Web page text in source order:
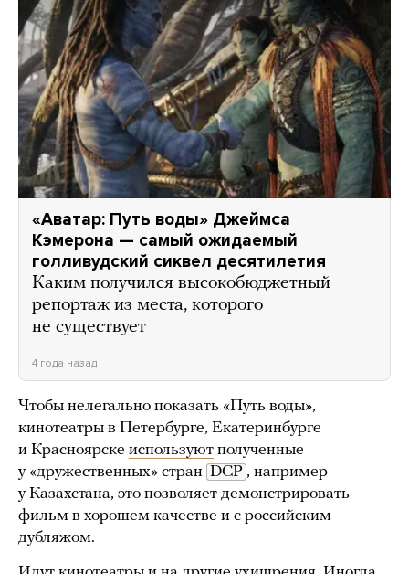
«Аватар: Путь воды» Джеймса
Кэмерона — самый ожидаемый
голливудский сиквел десятилетия
Каким получился высокобюджетный
репортаж из места, которого
не существует
4 года назад
Чтобы нелегально показать «Путь воды»,
кинотеатры в Петербурге, Екатеринбурге
и Красноярске используют полученные
у «дружественных» стран DCP , например
у Казахстана, это позволяет демонстрировать
фильм в хорошем качестве и с российским
дубляжом.